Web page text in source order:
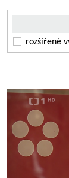
rozšířené